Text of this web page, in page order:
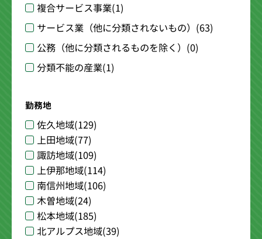
複合サービス事業(1)
サービス業（他に分類されないもの） (63)
公務（他に分類されるものを除く） (0)
分類不能の産業(1)
勤務地
佐久地域(129)
上田地域(77)
諏訪地域(109)
上伊那地域(114)
南信州地域(106)
木曽地域(24)
松本地域(185)
北アルプス地域(39)